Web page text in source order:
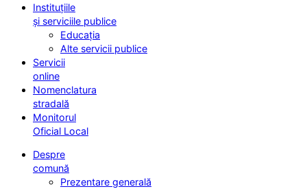
Instituțiile
și serviciile publice
Educația
Alte servicii publice
Servicii
online
Nomenclatura
stradală
Monitorul
Oficial Local
Despre
comună
Prezentare generală